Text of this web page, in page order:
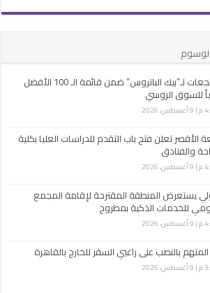
الوسوم
5 منتجعات لـ”بيك الباتروس” ضمن قائمة الـ 100 الأفضل
للسوق الروسي
2026
الأقصر تعلن فتح باب التقدم للدراسات العليا بكلية
والفنادق
2026
يستعرض المنطقة المقترحة لإقامة المجمع
للخدمات الذكية بمطروح
2026
بالنصب على راغبي السفر للخارج بالقاهرة